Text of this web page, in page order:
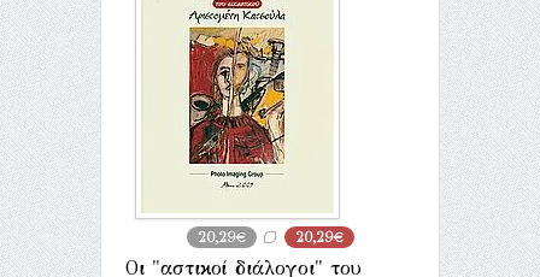
20,29€ 20,29€
Οι "αστικοί διάλογοι" του